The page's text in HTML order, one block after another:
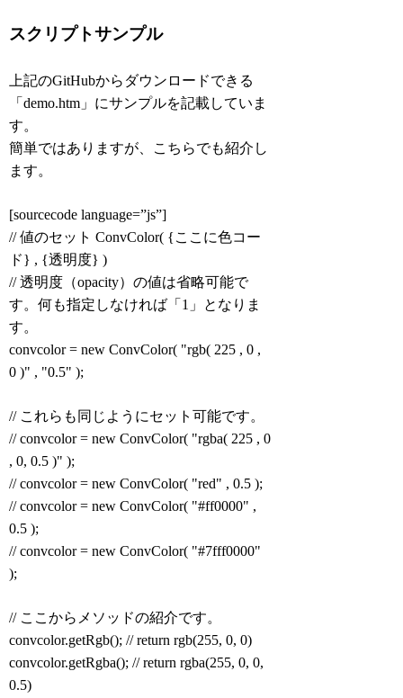
スクリプトサンプル
上記のGitHubからダウンロードできる
「demo.htm」にサンプルを記載していま
す。
簡単ではありますが、こちらでも紹介し
ます。
[sourcecode language=”js”]
// 値のセット ConvColor( {ここに色コー
ド} , {透明度} )
// 透明度（opacity）の値は省略可能で
す。何も指定しなければ「1」となりま
す。
convcolor = new ConvColor( "rgb( 225 , 0 ,
0 )" , "0.5" );
// これらも同じようにセット可能です。
// convcolor = new ConvColor( "rgba( 225 , 0
, 0, 0.5 )" );
// convcolor = new ConvColor( "red" , 0.5 );
// convcolor = new ConvColor( "#ff0000" ,
0.5 );
// convcolor = new ConvColor( "#7fff0000"
);
// ここからメソッドの紹介です。
convcolor.getRgb(); // return rgb(255, 0, 0)
convcolor.getRgba(); // return rgba(255, 0, 0,
0.5)